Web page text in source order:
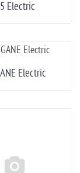
Electric
Electric